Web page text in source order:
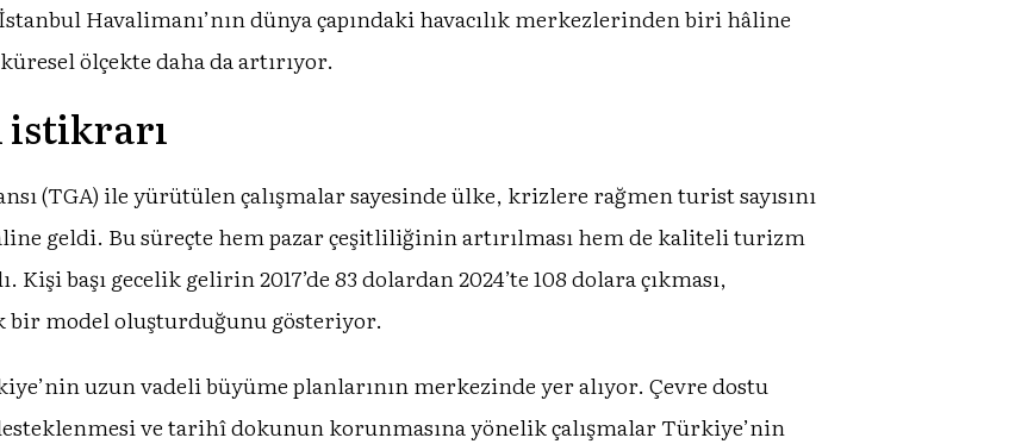
Havalimanı’nın dünya çapındaki havacılık merkezlerinden biri hâline
ölçekte daha da artırıyor.
istikrarı
(TGA) ile yürütülen çalışmalar sayesinde ülke, krizlere rağmen turist sayısını
geldi. Bu süreçte hem pazar çeşitliliğinin artırılması hem de kaliteli turizm
başı gecelik gelirin 2017’de 83 dolardan 2024’te 108 dolara çıkması,
model oluşturduğunu gösteriyor.
uzun vadeli büyüme planlarının merkezinde yer alıyor. Çevre dostu
ve tarihî dokunun korunmasına yönelik çalışmalar Türkiye’nin